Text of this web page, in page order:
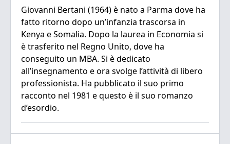
Giovanni Bertani (1964) è nato a Parma dove ha
fatto ritorno dopo un’infanzia trascorsa in
Kenya e Somalia. Dopo la laurea in Economia si
è trasferito nel Regno Unito, dove ha
conseguito un MBA. Si è dedicato
all’insegnamento e ora svolge l’attività di libero
professionista. Ha pubblicato il suo primo
racconto nel 1981 e questo è il suo romanzo
d’esordio.